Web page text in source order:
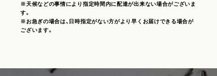
※天候などの事情により指定時間内に配達が出来ない場合がございま
す。
※お急ぎの場合は、日時指定がない方がより早くお届けできる場合が
ございます。